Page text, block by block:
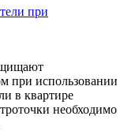
при
при использовании
в квартире
необходимо